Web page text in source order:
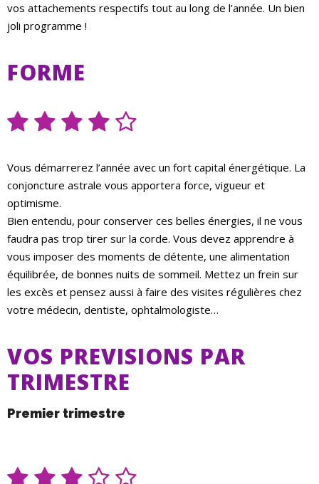
vos attachements respectifs tout au long de l’année. Un bien
joli programme !
FORME
Vous démarrerez l’année avec un fort capital énergétique. La
conjoncture astrale vous apportera force, vigueur et
optimisme.
Bien entendu, pour conserver ces belles énergies, il ne vous
faudra pas trop tirer sur la corde. Vous devez apprendre à
vous imposer des moments de détente, une alimentation
équilibrée, de bonnes nuits de sommeil. Mettez un frein sur
les excès et pensez aussi à faire des visites régulières chez
votre médecin, dentiste, ophtalmologiste…
VOS PREVISIONS PAR
TRIMESTRE
Premier trimestre